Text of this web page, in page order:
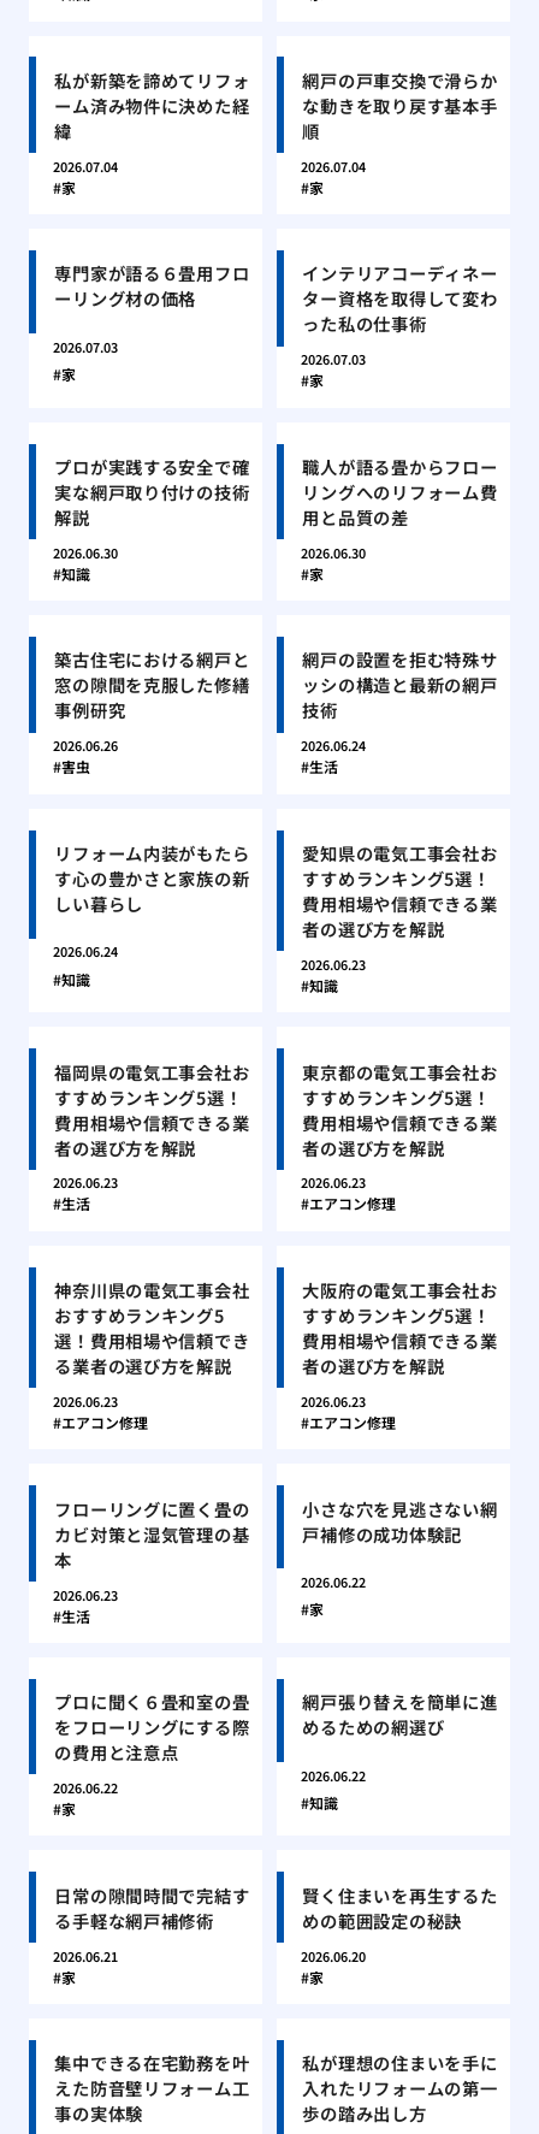
私が新築を諦めてリフォ
ーム済み物件に決めた経
緯
2026.07.04
家
網戸の戸車交換で滑らか
な動きを取り戻す基本手
順
2026.07.04
家
専門家が語る６畳用フロ
ーリング材の価格
2026.07.03
家
インテリアコーディネー
ター資格を取得して変わ
った私の仕事術
2026.07.03
家
プロが実践する安全で確
実な網戸取り付けの技術
解説
2026.06.30
知識
職人が語る畳からフロー
リングへのリフォーム費
用と品質の差
2026.06.30
家
築古住宅における網戸と
窓の隙間を克服した修繕
事例研究
2026.06.26
害虫
網戸の設置を拒む特殊サ
ッシの構造と最新の網戸
技術
2026.06.24
生活
リフォーム内装がもたら
す心の豊かさと家族の新
しい暮らし
2026.06.24
知識
愛知県の電気工事会社お
すすめランキング5選！
費用相場や信頼できる業
者の選び方を解説
2026.06.23
知識
福岡県の電気工事会社お
すすめランキング5選！
費用相場や信頼できる業
者の選び方を解説
2026.06.23
生活
東京都の電気工事会社お
すすめランキング5選！
費用相場や信頼できる業
者の選び方を解説
2026.06.23
エアコン修理
神奈川県の電気工事会社
おすすめランキング5
選！費用相場や信頼でき
る業者の選び方を解説
2026.06.23
エアコン修理
大阪府の電気工事会社お
すすめランキング5選！
費用相場や信頼できる業
者の選び方を解説
2026.06.23
エアコン修理
フローリングに置く畳の
カビ対策と湿気管理の基
本
2026.06.23
生活
小さな穴を見逃さない網
戸補修の成功体験記
2026.06.22
家
プロに聞く６畳和室の畳
をフローリングにする際
の費用と注意点
2026.06.22
家
網戸張り替えを簡単に進
めるための網選び
2026.06.22
知識
日常の隙間時間で完結す
る手軽な網戸補修術
2026.06.21
家
賢く住まいを再生するた
めの範囲設定の秘訣
2026.06.20
家
集中できる在宅勤務を叶
えた防音壁リフォーム工
事の実体験
私が理想の住まいを手に
入れたリフォームの第一
歩の踏み出し方